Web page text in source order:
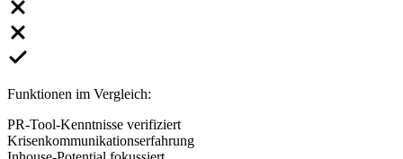
Funktionen im Vergleich:
PR-Tool-Kenntnisse verifiziert
Krisenkommunikationserfahrung